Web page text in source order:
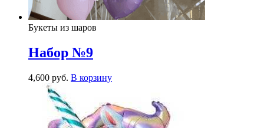
Букеты из шаров
Набор №9
4,600 руб. В корзину